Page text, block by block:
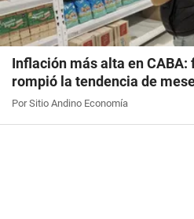
Inflación más alta en CABA:
rompió la tendencia de
Por Sitio Andino Economía